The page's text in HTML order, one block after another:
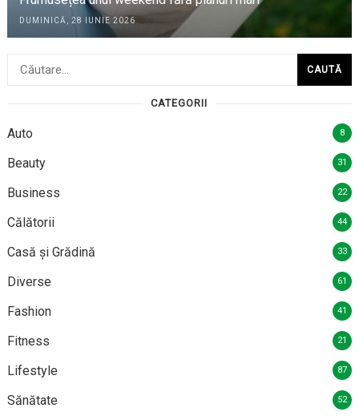
DUMINICĂ, 28 IUNIE 2026
Caută
CATEGORII
Auto 8
Beauty 31
Business 22
Călătorii 44
Casă și Grădină 33
Diverse 61
Fashion 41
Fitness 21
Lifestyle 87
Sănătate 52